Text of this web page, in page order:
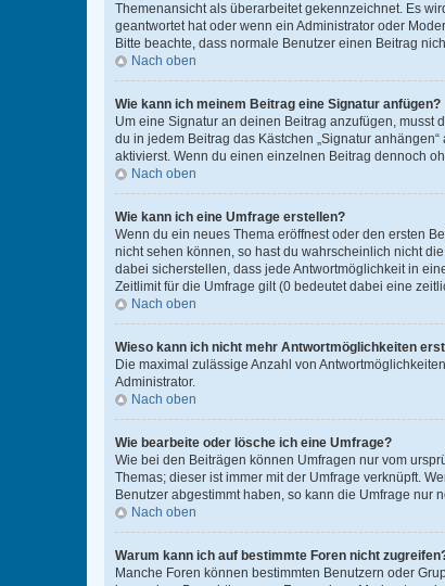
Themenansicht als überarbeitet gekennzeichnet. Es
geantwortet hat oder wenn ein Administrator oder
Bitte beachte, dass normale Benutzer einen Beitrag
Nach oben
Wie kann ich meinem Beitrag eine Signatur anfügen?
Um eine Signatur an deinen Beitrag anzufügen,
du in jedem Beitrag das Kästchen „Signatur
aktivierst. Wenn du einen einzelnen Beitrag dennoch
Nach oben
Wie kann ich eine Umfrage erstellen?
Wenn du ein neues Thema eröffnest oder den ersten
nicht sehen können, so hast du wahrscheinlich nicht
dabei sicherstellen, dass jede Antwortmöglichkeit in
Zeitlimit für die Umfrage gilt (0 bedeutet dabei eine
Nach oben
Wieso kann ich nicht mehr Antwortmöglichkeiten
Die maximal zulässige Anzahl von
Administrator.
Nach oben
Wie bearbeite oder lösche ich eine Umfrage?
Wie bei den Beiträgen können Umfragen nur vom
Themas; dieser ist immer mit der Umfrage verknüpft.
Benutzer abgestimmt haben, so kann die Umfrage
Nach oben
Warum kann ich auf bestimmte Foren nicht
Manche Foren können bestimmten Benutzern oder